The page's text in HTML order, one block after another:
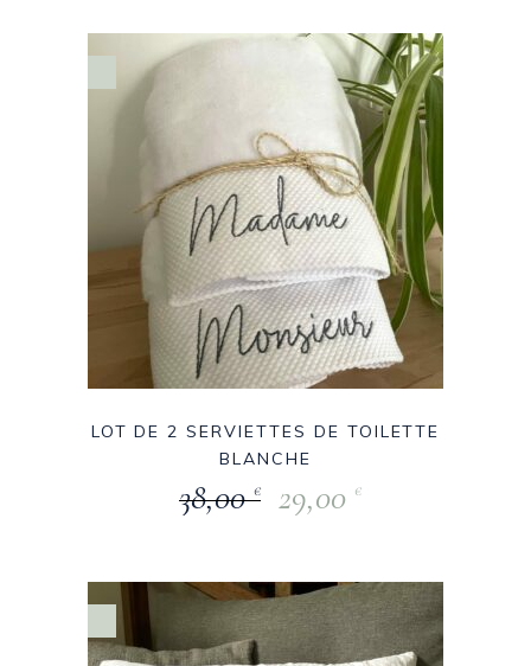
LOT DE 2 SERVIETTES DE TOILETTE
BLANCHE
38,00€ 29,00 €